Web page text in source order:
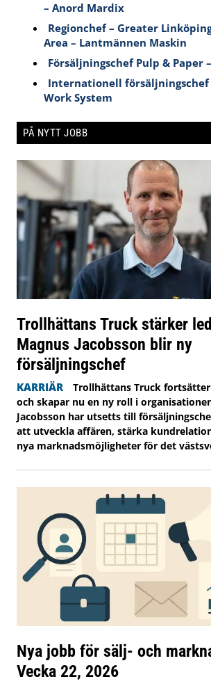
– Anord Mardix
Regionchef – Greater
Area – Lantmännen Maskin
Försäljningschef Pulp & Paper
Internationell försäljningschef
Work System
PÅ NYTT JOBB
Trollhättans Truck stärker
Magnus Jacobsson blir ny
försäljningschef
KARRIÄR
Trollhättans Truck
och skapar nu en ny roll i
Jacobsson har utsetts till
att utveckla affären, stärka
nya marknadsmöjligheter för det
Nya jobb för sälj- och
Vecka 22, 2026